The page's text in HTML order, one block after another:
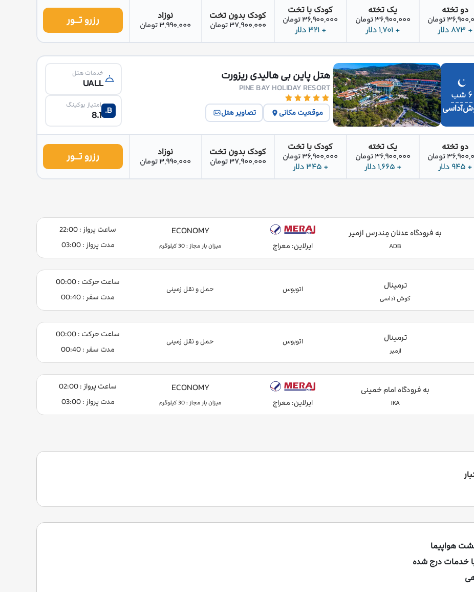
دو تخته
تومان
+ 873 دلار
یک تخته
36,900,000 تومان
+ 1,701 دلار
کودک با تخت
36,900,000 تومان
+ 321 دلار
کودک بدون تخت
37,900,000 تومان
نوزاد
3,990,000 تومان رزرو تــور
۶ شب
هتل پاین بی هالیدی ریزورت
PINE BAY HOLIDAY RESORT
موقعیت مکانی تصاویر هتل
خدمات هتل
UALL
B. امتیاز بوکینگ
8.1
دو تخته
تومان
+ 945 دلار
یک تخته
36,900,000 تومان
+ 1,665 دلار
کودک با تخت
36,900,000 تومان
+ 345 دلار
کودک بدون تخت
37,900,000 تومان
نوزاد
3,990,000 تومان رزرو تــور
به فرودگاه عدنان مِندرس ازمیر
ADB ایرلاین: معراج
ECONOMY
میزان بار مجاز : 30 کیلوگرم
ساعت پرواز : 22:00
مدت پرواز : 03:00
ترمینال
کوش آداسی
اتوبوس حمل و نقل زمینی
ساعت حرکت : 00:00
مدت سفر : 00:40
ترمینال
ازمیر
اتوبوس حمل و نقل زمینی
ساعت حرکت : 00:00
مدت سفر : 00:40
به فرودگاه امام خمینی
IKA ایرلاین: معراج
ECONOMY
میزان بار مجاز : 30 کیلوگرم
ساعت پرواز : 02:00
مدت پرواز : 03:00
هواپیما
خدمات درج شده